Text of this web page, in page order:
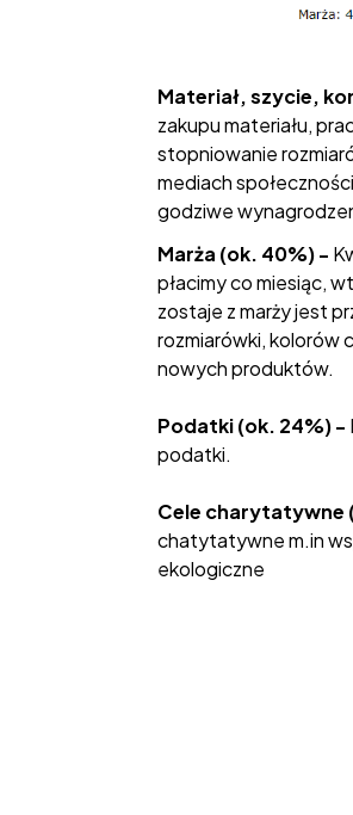
Materiał, szycie,
zakupu materiału,
stopniowanie
mediach
godziwe
Marża (ok. 40%) -
płacimy co miesiąc,
zostaje z marży jest
rozmiarówki, kolorów
nowych produktów.
Podatki (ok. 24%) -
podatki.
Cele charytatywne
chatytatywne m.in
ekologiczne